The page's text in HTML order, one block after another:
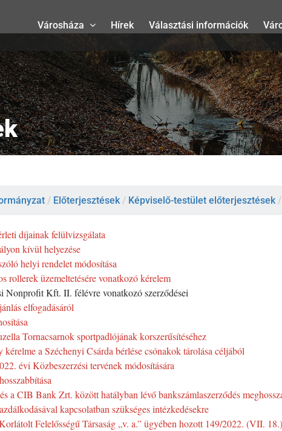
Városháza Hírek Választási információk
/ Előterjesztések / Képviselő-testület előterjesztések /
díjainak felülvizsgálata
kívül helyezése
helyi rendelet módosítása
rollerek üzemeltetésére vonatkozó kérelem
Nonprofit Kft. II. félévre vonatkozó szerződései
elfogadásáról
Tornacsarnok sportpadlójának korszerűsítéséhez
a Széchenyi Csárda bérlése csónakok tárolása céljából
évi Közbeszerzési tervének módosítására
a CIB Bank Zrt. között hatályban lévő bankszámlaszerződés
kapcsolatban szükséges intézkedésekre
Felelősségű Társaság „v. a.” ügyében hozott 149/2022. (VII. 18.)